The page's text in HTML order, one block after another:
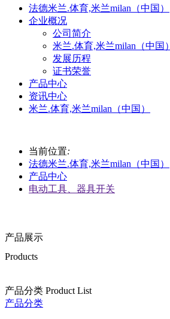
法德米兰.体育,米兰milan（中国）
企业概况
公司简介
米兰.体育,米兰milan（中国）
发展历程
证书荣誉
产品中心
资讯中心
米兰.体育,米兰milan（中国）
当前位置:
法德米兰.体育,米兰milan（中国）
产品中心
电动工具、器具开关
产品展示
Products
产品分类 Product List
产品分类